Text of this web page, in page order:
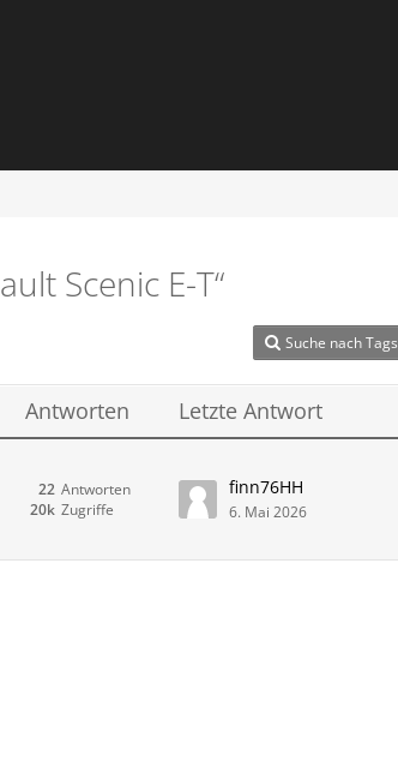
Scenic E-T“
Suche nach Tags
Antworten
Letzte Antwort
Antworten
22
Zugriffe
20k
finn76HH
6. Mai 2026